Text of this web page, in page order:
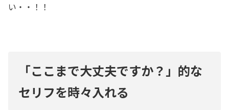
い・・！！
「ここまで大丈夫ですか？」的な
セリフを時々入れる